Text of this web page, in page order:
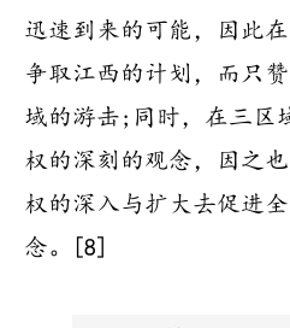
迅速到来的可能，因此
争取江西的计划，而只
域的游击;同时，在三区
权的深刻的观念，因之
权的深入与扩大去促进
念。[8]